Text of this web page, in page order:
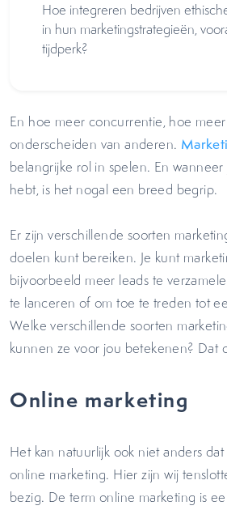
Hoe integreren bedrijven
in hun marketingstrategieën,
tijdperk?
En hoe meer concurrentie, hoe
onderscheiden van anderen.
belangrijke rol in spelen. En
hebt, is het nogal een breed begrip.
Er zijn verschillende soorten
doelen kunt bereiken. Je kunt
bijvoorbeeld meer leads te
te lanceren of om toe te treden tot
Welke verschillende soorten
kunnen ze voor jou betekenen? Dat
Online marketing
Het kan natuurlijk ook niet anders
online marketing. Hier zijn wij
bezig. De term online marketing is